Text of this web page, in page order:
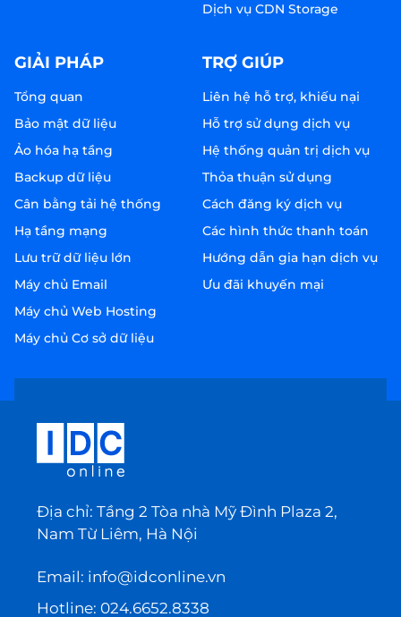
Dịch vụ CDN Storage
GIẢI PHÁP
Tổng quan
Bảo mật dữ liệu
Ảo hóa hạ tầng
Backup dữ liệu
Cân bằng tải hệ thống
Hạ tầng mạng
Lưu trữ dữ liệu lớn
Máy chủ Email
Máy chủ Web Hosting
Máy chủ Cơ sở dữ liệu
TRỢ GIÚP
Liên hệ hỗ trợ, khiếu nại
Hỗ trợ sử dụng dịch vụ
Hệ thống quản trị dịch vụ
Thỏa thuận sử dụng
Cách đăng ký dịch vụ
Các hình thức thanh toán
Hướng dẫn gia hạn dịch vụ
Ưu đãi khuyến mại
Địa chỉ: Tầng 2 Tòa nhà Mỹ Đình Plaza 2,
Nam Từ Liêm, Hà Nội
Email: info@idconline.vn
Hotline: 024.6652.8338